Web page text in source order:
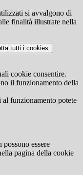
si avvalgono di
finalità illustrate nella
tutti i cookies
cookie consentire.
il funzionamento della
al funzionamento potete
essere
pagina della cookie